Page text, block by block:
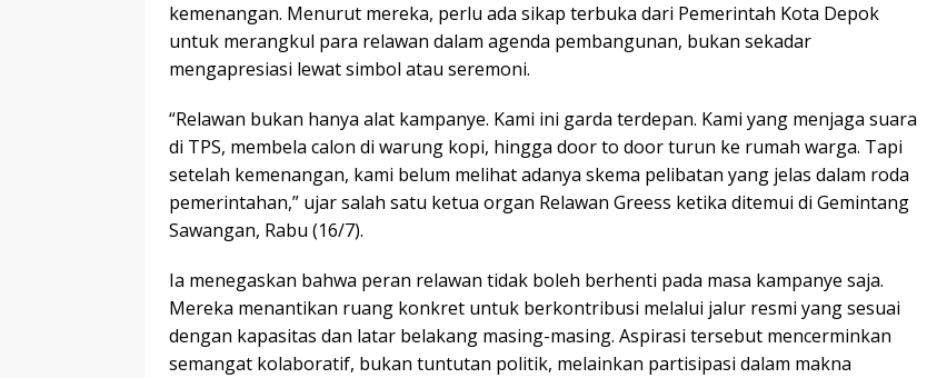
kemenangan. Menurut mereka, perlu ada sikap terbuka dari Pemerintah Kota Depok
untuk merangkul para relawan dalam agenda pembangunan, bukan sekadar
mengapresiasi lewat simbol atau seremoni.
“Relawan bukan hanya alat kampanye. Kami ini garda terdepan. Kami yang menjaga suara
di TPS, membela calon di warung kopi, hingga door to door turun ke rumah warga. Tapi
setelah kemenangan, kami belum melihat adanya skema pelibatan yang jelas dalam roda
pemerintahan,” ujar salah satu ketua organ Relawan Greess ketika ditemui di Gemintang
Sawangan, Rabu (16/7).
Ia menegaskan bahwa peran relawan tidak boleh berhenti pada masa kampanye saja.
Mereka menantikan ruang konkret untuk berkontribusi melalui jalur resmi yang sesuai
dengan kapasitas dan latar belakang masing-masing. Aspirasi tersebut mencerminkan
semangat kolaboratif, bukan tuntutan politik, melainkan partisipasi dalam makna